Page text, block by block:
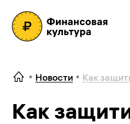
Новости Как
Как